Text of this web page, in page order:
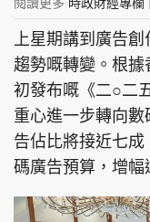
東周刊
PCM 電腦廣場
上星期講到廣告
趨勢嘅轉變。根據
初發布嘅《二○二
重心進一步轉向
告佔比將接近七
碼廣告預算，增幅